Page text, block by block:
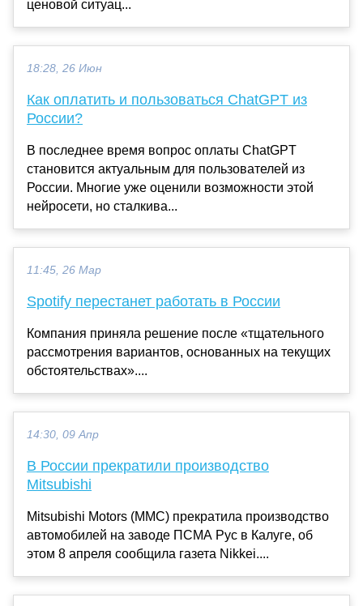
ценовой ситуац...
18:28, 26 Июн
Как оплатить и пользоваться ChatGPT из
России?
В последнее время вопрос оплаты ChatGPT
становится актуальным для пользователей из
России. Многие уже оценили возможности этой
нейросети, но сталкива...
11:45, 26 Мар
Spotify перестанет работать в России
Компания приняла решение после «тщательного
рассмотрения вариантов, основанных на текущих
обстоятельствах»....
14:30, 09 Апр
В России прекратили производство
Mitsubishi
Mitsubishi Motors (MMC) прекратила производство
автомобилей на заводе ПСМА Рус в Калуге, об
этом 8 апреля сообщила газета Nikkei....